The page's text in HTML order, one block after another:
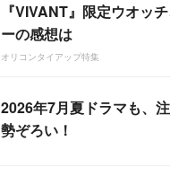
『VIVANT』限定ウオッ
ーの感想は
オリコンタイアップ特集
2026年7月夏ドラマも、
勢ぞろい！